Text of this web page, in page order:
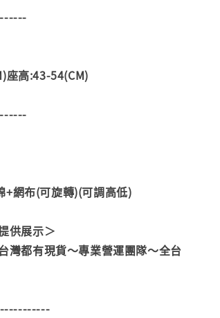
座高:43-54(CM)
+網布(可旋轉)(可調高低)
供展示＞
灣都有現貨～專業營運團隊～全台